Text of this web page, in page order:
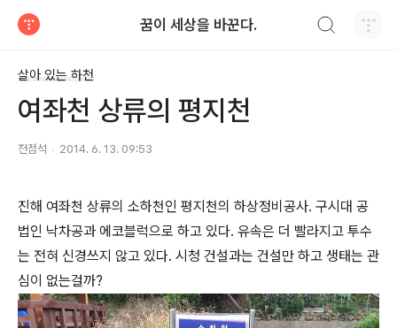
꿈이 세상을 바꾼다.
살아 있는 하천
여좌천 상류의 평지천
전점석 2014. 6. 13. 09:53
진해 여좌천 상류의 소하천인 평지천의 하상정비공사. 구시대 공
법인 낙차공과 에코블럭으로 하고 있다. 유속은 더 빨라지고 투수
는 전혀 신경쓰지 않고 있다. 시청 건설과는 건설만 하고 생태는 관
심이 없는걸까?